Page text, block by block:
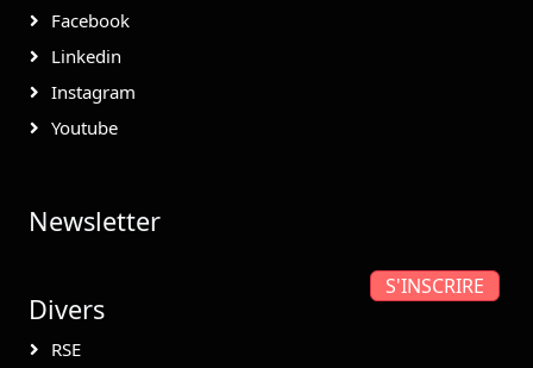
Facebook
Linkedin
Instagram
Youtube
Newsletter
S'INSCRIRE
Divers
RSE